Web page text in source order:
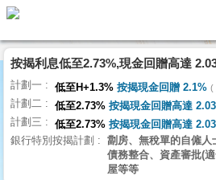
代
理
主
頁
搵
樓/
按揭利息低至2.73%,現金回贈高達
計劃一 低至H+1.3% 按揭現金回贈 2.1%
計劃二 低至2.73% 按揭現金回贈高達
計劃三 低至2.73% 按揭現金回贈高達
銀行特別按揭計劃
劏房、無稅單的自僱人
債務整合、資產審批(
屋等等